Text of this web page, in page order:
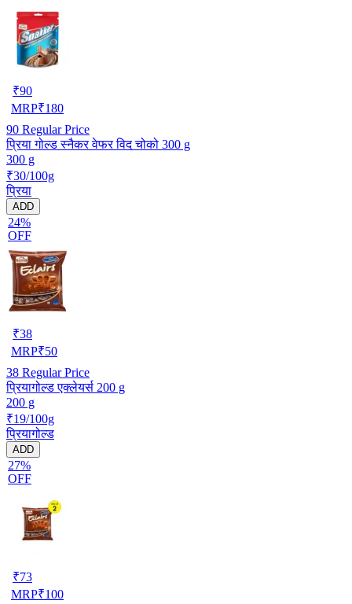
₹90
MRP₹180
90 Regular Price
प्रिया गोल्ड स्नैकर वेफर विद चोको 300 g
300 g
₹30/100g
प्रिया
ADD
24%
OFF
₹38
MRP₹50
38 Regular Price
प्रियागोल्ड एक्लेयर्स 200 g
200 g
₹19/100g
प्रियागोल्ड
ADD
27%
OFF
₹73
MRP₹100